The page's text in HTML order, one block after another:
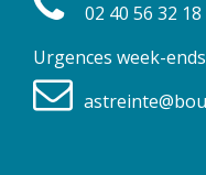
02 40 56 32 18
Urgences week-